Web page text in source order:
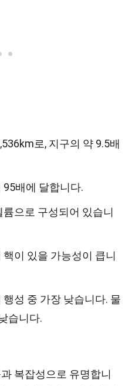
로, 지구의 약 9.5배
95배에 달합니다.
으로 구성되어 있습니
이 있을 가능성이 큽니
성 중 가장 낮습니다. 물
습니다.
복잡성으로 유명합니